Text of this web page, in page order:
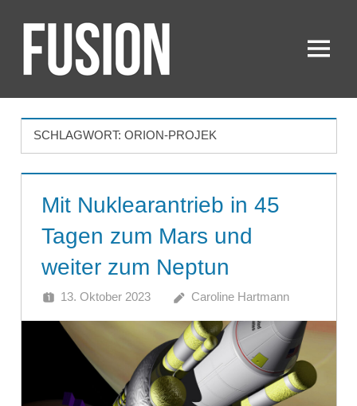
Inhalt
springenFUSION Menü
SCHLAGWORT: ORION-PROJEK
Mit Nuklearantrieb in 45
Tagen zum Mars und
weiter zum Neptun
13. Oktober 2023 Caroline Hartmann